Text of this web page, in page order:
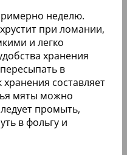
неделю.
при ломании,
и легко
хранения
в
составляет
мяты можно
промыть,
в фольгу и